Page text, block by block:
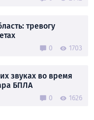
тревогу
0 1703
звуках во время
БПЛА
0 1626